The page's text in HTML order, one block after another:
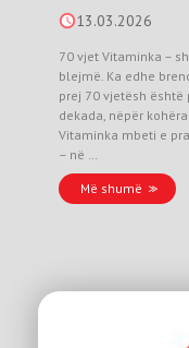
13.03.2026
70 vjet Vitaminka –
blejmë. Ka edhe
prej 70 vjetësh është
dekada, nëpër
Vitaminka mbeti e
– në …
Më shumë